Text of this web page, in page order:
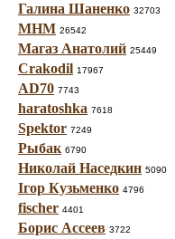
Галина Шаненко 32703
МНМ 26542
Магаз Анатолий 25449
Crakodil 17967
AD70 7743
haratoshka 7618
Spektor 7249
Рыбак 6790
Николай Наседкин 5090
Ігор Кузьменко 4796
fischer 4401
Борис Ассеев 3722